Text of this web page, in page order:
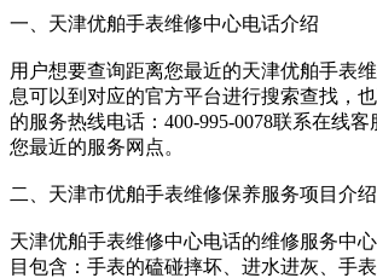
一、天津优舶手表维修中心电话介绍
用户想要查询距离您最近的天津优舶手表
息可以到对应的官方平台进行搜索查找，
的服务热线电话：400-995-0078联系在线
您最近的服务网点。
二、天津市优舶手表维修保养服务项目介绍
天津优舶手表维修中心电话的维修服务中
目包含：手表的磕碰摔坏、进水进灰、手